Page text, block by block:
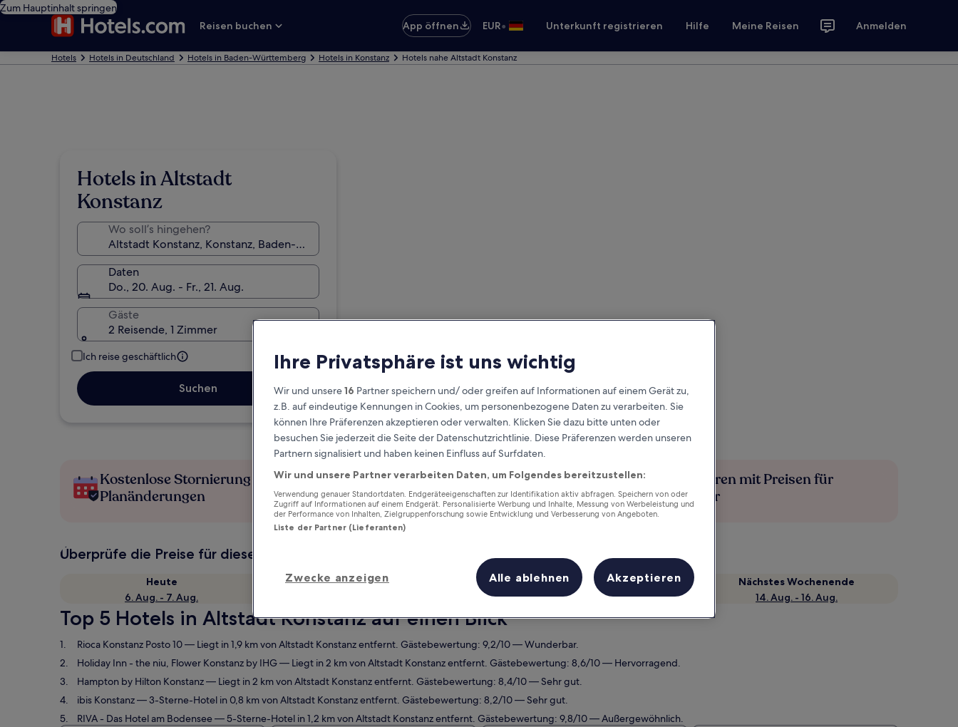
Zum Hauptinhalt springen
Reisen buchen
App öffnen EUR• Unterkunft registrieren Hilfe Meine Reisen Anmelden
Hotels Hotels in Deutschland Hotels in Baden-Württemberg Hotels in Konstanz Hotels nahe Altstadt Konstanz
Hotels in Altstadt
Konstanz
Wo soll’s hingehen?
Daten
Do., 20. Aug. - Fr., 21. Aug.
Gäste
2 Reisende, 1 Zimmer
Ich reise geschäftlich
Suchen
Kostenlose Stornierung bei
Planänderungen
Verdiene Prämien für jede
wahrgenommene Übernachtung
Mehr sparen mit Preisen für
Mitglieder
Überprüfe die Preise für diese Daten
Heute
6. Aug. - 7. Aug.
Morgen
Dieses Wochenende
7. Aug. - 9. Aug.
Nächstes Wochenende
14. Aug. - 16. Aug.
Top 5 Hotels in Altstadt Konstanz auf einen Blick
Rioca Konstanz Posto 10— Liegt in 1,9 km von Altstadt Konstanz entfernt. Gästebewertung: 9,2/10 — Wunderbar.
Holiday Inn - the niu, Flower Konstanz by IHG— Liegt in 2 km von Altstadt Konstanz entfernt. Gästebewertung: 8,6/10 — Hervorragend.
Hampton by Hilton Konstanz— Liegt in 2 km von Altstadt Konstanz entfernt. Gästebewertung: 8,4/10 — Sehr gut.
ibis Konstanz— 3-Sterne-Hotel in 0,8 km von Altstadt Konstanz entfernt. Gästebewertung: 8,2/10 — Sehr gut.
RIVA - Das Hotel am Bodensee— 5-Sterne-Hotel in 1,2 km von Altstadt Konstanz entfernt. Gästebewertung: 9,8/10 — Außergewöhnlich.
Ihre Privatsphäre ist uns wichtig
Wir und unsere16 Partner speichern und/ oder greifen auf Informationen auf einem Gerät zu,
z.B. auf eindeutige Kennungen in Cookies, um personenbezogene Daten zu verarbeiten. Sie
können Ihre Präferenzen akzeptieren oder verwalten. Klicken Sie dazu bitte unten oder
besuchen Sie jederzeit die Seite der Datenschutzrichtlinie. Diese Präferenzen werden unseren
Partnern signalisiert und haben keinen Einfluss auf Surfdaten.
Wir und unsere Partner verarbeiten Daten, um Folgendes bereitzustellen:
Verwendung genauer Standortdaten. Endgeräteeigenschaften zur Identifikation aktiv abfragen. Speichern von oder
Zugriff auf Informationen auf einem Endgerät. Personalisierte Werbung und Inhalte, Messung von Werbeleistung und
der Performance von Inhalten, Zielgruppenforschung sowie Entwicklung und Verbesserung von Angeboten.
Liste der Partner (Lieferanten)
Zwecke anzeigen Alle ablehnen Akzeptieren